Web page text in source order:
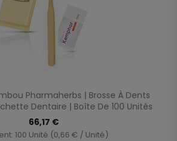
Pharmaherbs | Brosse À Dents
Dentaire | Boîte De 100 Unités
66,17 €
100 Unité (0,66 € / Unité)